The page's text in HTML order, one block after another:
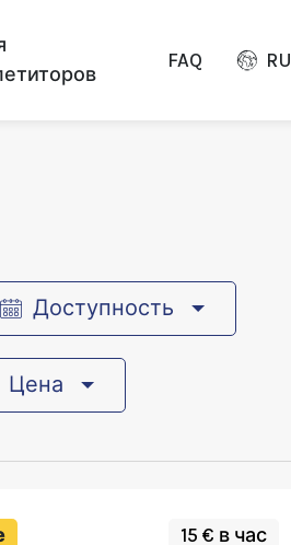
FAQ RU
Доступность
Цена
15 € в час